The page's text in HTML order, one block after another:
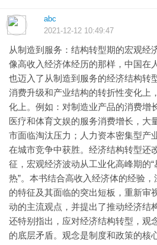
abc
2021-12-12 10:49:47
从制造到服务：结构转型期的宏观经
像高收入经济体经历的那样，中国在
也迈入了从制造到服务的经济结构转
消费升级和产业结构的转折性变化上
化上。例如：对制造业产品的消费增
医疗和体育文娱的服务消费增长，大
市面临淘汰压力；人力资本密集型产
在城市竞争中获胜。经济结构转型还
征，宏观经济波动从工业化高峰期的“
热”。本书结合高收入经济体的经验
的特征及其面临的突出短板，重新审
动的主流观点，并提出了推动经济结
还特别指出，应对经济结构转型，观
的底层矛盾。观念是制度和政策的核